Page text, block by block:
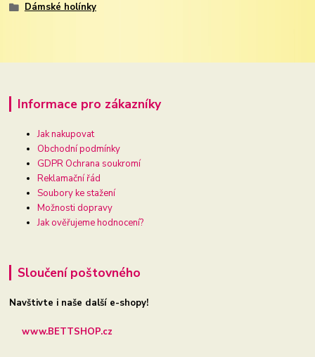
Dámské holínky
Informace pro zákazníky
Jak nakupovat
Obchodní podmínky
GDPR Ochrana soukromí
Reklamační řád
Soubory ke stažení
Možnosti dopravy
Jak ověřujeme hodnocení?
Sloučení poštovného
Navštivte i naše další e-shopy!
www.BETTSHOP.cz